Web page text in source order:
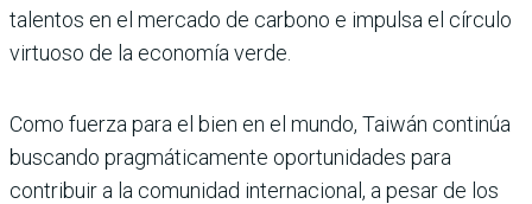
talentos en el mercado de carbono e impulsa el círculo
virtuoso de la economía verde.
Como fuerza para el bien en el mundo, Taiwán continúa
buscando pragmáticamente oportunidades para
contribuir a la comunidad internacional, a pesar de los